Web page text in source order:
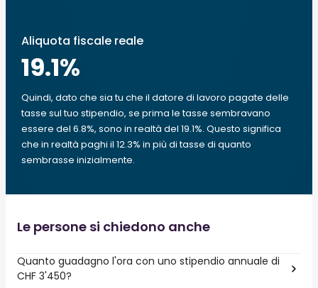
Aliquota fiscale reale
19.1%
Quindi, dato che sia tu che il datore di lavoro pagate delle
tasse sul tuo stipendio, se prima le tasse sembravano
essere del 6.8%, sono in realtà del 19.1%. Questo significa
che in realtà paghi il 12.3% in più di tasse di quanto
sembrasse inizialmente.
Le persone si chiedono anche
Quanto guadagno l'ora con uno stipendio annuale di
CHF 3'450?